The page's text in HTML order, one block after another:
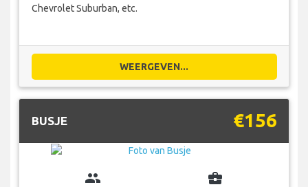
Chevrolet Suburban, etc.
WEERGEVEN...
BUSJE €156
group business_center